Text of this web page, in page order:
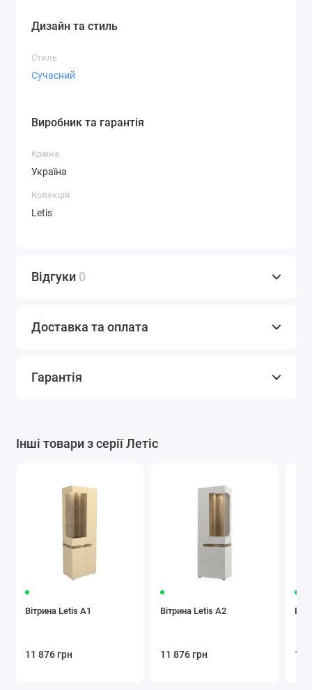
Дизайн та стиль
Стиль
Сучасний
Виробник та гарантія
Країна
Україна
Колекція
Letis
Відгуки 0
Доставка та оплата
Гарантія
Інші товари з серії Летіс
Вітрина Letis A1
11 876 грн
Вітрина Letis A2
11 876 грн 13